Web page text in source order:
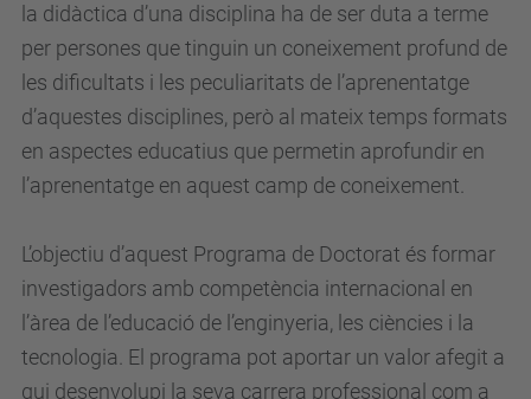
la didàctica d’una disciplina ha de ser duta a terme
per persones que tinguin un coneixement profund de
les dificultats i les peculiaritats de l’aprenentatge
d’aquestes disciplines, però al mateix temps formats
en aspectes educatius que permetin aprofundir en
l’aprenentatge en aquest camp de coneixement.
L’objectiu d’aquest Programa de Doctorat és formar
investigadors amb competència internacional en
l’àrea de l’educació de l’enginyeria, les ciències i la
tecnologia. El programa pot aportar un valor afegit a
qui desenvolupi la seva carrera professional com a